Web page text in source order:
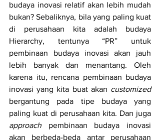
budaya inovasi relatif akan lebih mudah
bukan? Sebaliknya, bila yang paling kuat
di perusahaan kita adalah budaya
Hierarchy, tentunya “PR” untuk
pembinaan budaya inovasi akan jauh
lebih banyak dan menantang. Oleh
karena itu, rencana pembinaan budaya
inovasi yang kita buat akan customized
bergantung pada tipe budaya yang
approach pembinaan budaya inovasi
akan berbeda-beda antar perusahaan